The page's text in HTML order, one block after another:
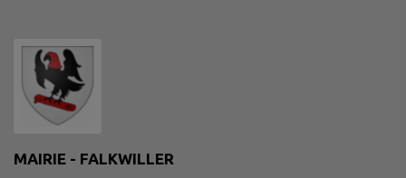
MAIRIE - FALKWILLER